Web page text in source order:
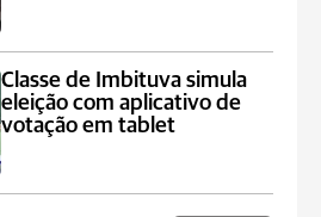
Classe de Imbituva simula
eleição com aplicativo de
votação em tablet